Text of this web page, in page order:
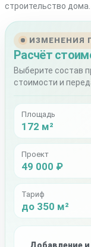
строительство дома.
ИЗМЕНЕНИЯ
Расчёт
Выберите состав
стоимости и
Площадь
172 м²
Проект
49 000 ₽
Тариф
до 350 м²
Добавление